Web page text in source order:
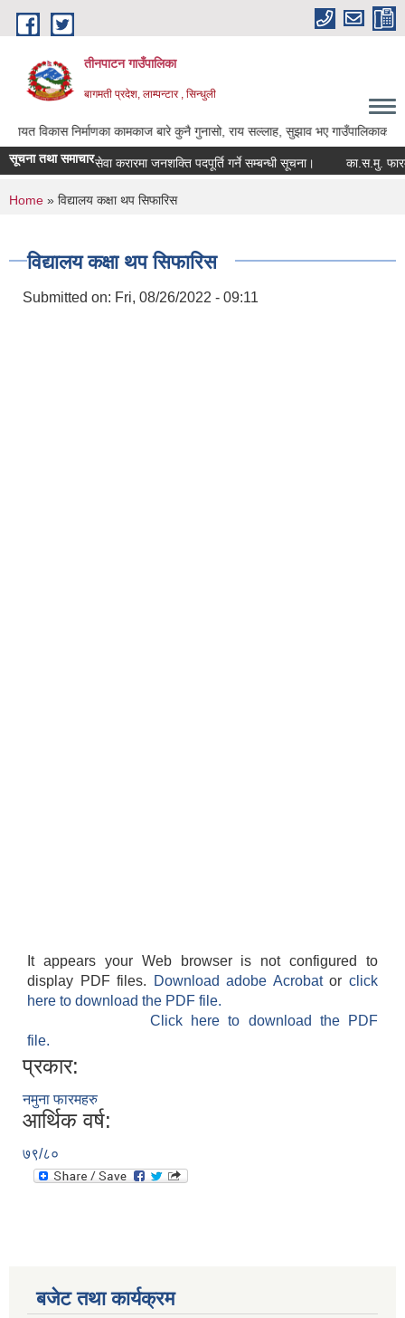
Skip to main content
तीनपाटन गाउँपालिका
बागमती प्रदेश, लाम्पन्टार , सिन्धुली
निर्माणका कामकाज बारे कुनै गुनासो, राय सल्लाह, सुझाव भए गाउँपालिकाका
सूचना तथा समाचारसेवा करारमा जनशक्ति पदपूर्ति गर्ने सम्बन्धी सूचना। का.स.मु. फारम
You are here
Home » विद्यालय कक्षा थप सिफारिस
विद्यालय कक्षा थप सिफारिस
Submitted on: Fri, 08/26/2022 - 09:11
It appears your Web browser is not configured to
display PDF files.
Download adobe Acrobatorclick
here to download the PDF file.
Click here to download the PDF
file.
प्रकार:
नमुना फारमहरु
आर्थिक वर्ष:
७९/८०
बजेट तथा कार्यक्रम